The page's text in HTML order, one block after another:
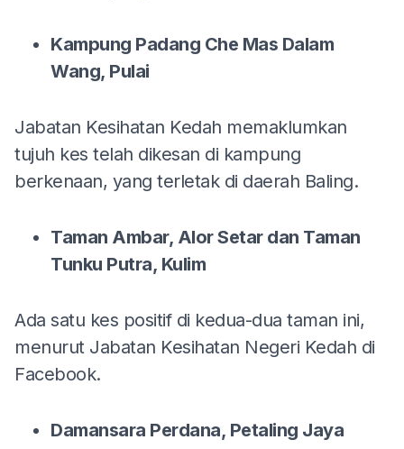
Kampung Padang Che Mas Dalam
Wang, Pulai
Jabatan Kesihatan Kedah memaklumkan
tujuh kes telah dikesan di kampung
berkenaan, yang terletak di daerah Baling.
Taman Ambar, Alor Setar dan Taman
Tunku Putra, Kulim
Ada satu kes positif di kedua-dua taman ini,
menurut Jabatan Kesihatan Negeri Kedah di
Facebook.
Damansara Perdana, Petaling Jaya